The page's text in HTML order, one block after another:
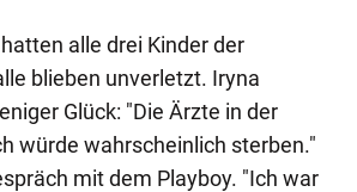
alle drei Kinder der
blieben unverletzt. Iryna
Glück: "Die Ärzte in der
würde wahrscheinlich sterben."
mit dem Playboy. "Ich war